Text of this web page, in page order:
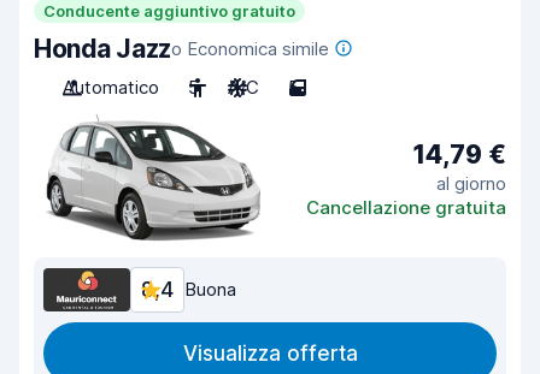
Conducente aggiuntivo gratuito
Honda Jazzo Economica simile
Automatico
5 A/C 5
14,79 €
al giorno
Cancellazione gratuita
8,4 Buona
Visualizza offerta